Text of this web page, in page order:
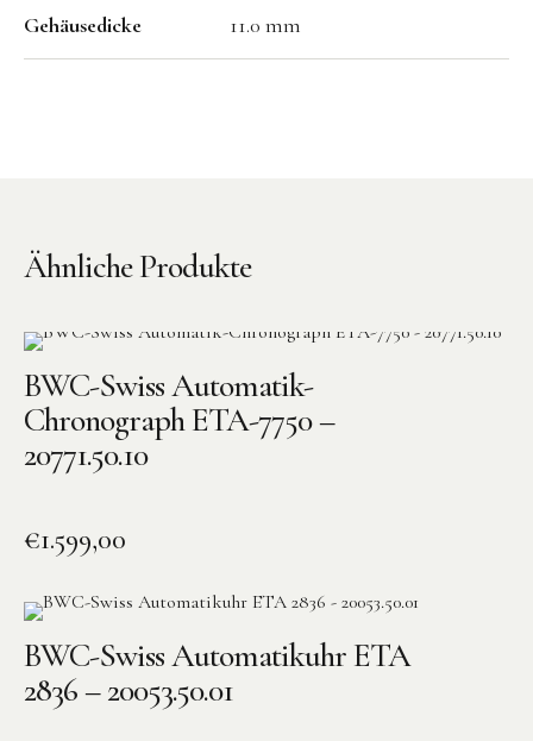
Gehäusedicke 11.0 mm
Ähnliche Produkte
BWC-Swiss Automatik-
Chronograph ETA-7750 –
20771.50.10
€1.599,00
BWC-Swiss Automatikuhr ETA
2836 – 20053.50.01